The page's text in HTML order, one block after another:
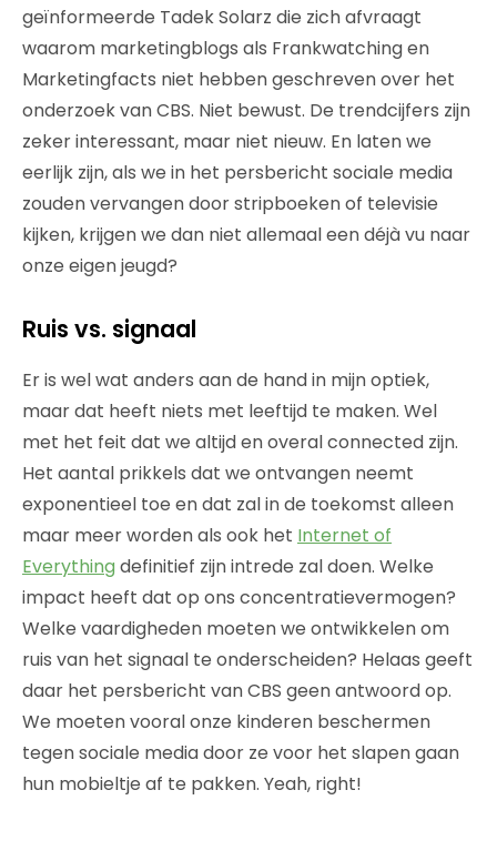
geïnformeerde Tadek Solarz die zich afvraagt
waarom marketingblogs als Frankwatching en
Marketingfacts niet hebben geschreven over het
onderzoek van CBS. Niet bewust. De trendcijfers zijn
zeker interessant, maar niet nieuw. En laten we
eerlijk zijn, als we in het persbericht sociale media
zouden vervangen door stripboeken of televisie
kijken, krijgen we dan niet allemaal een déjà vu naar
onze eigen jeugd?
Ruis vs. signaal
Er is wel wat anders aan de hand in mijn optiek,
maar dat heeft niets met leeftijd te maken. Wel
met het feit dat we altijd en overal connected zijn.
Het aantal prikkels dat we ontvangen neemt
exponentieel toe en dat zal in de toekomst alleen
maar meer worden als ook het Internet of
Everything definitief zijn intrede zal doen. Welke
impact heeft dat op ons concentratievermogen?
Welke vaardigheden moeten we ontwikkelen om
ruis van het signaal te onderscheiden? Helaas geeft
daar het persbericht van CBS geen antwoord op.
We moeten vooral onze kinderen beschermen
tegen sociale media door ze voor het slapen gaan
hun mobieltje af te pakken. Yeah, right!